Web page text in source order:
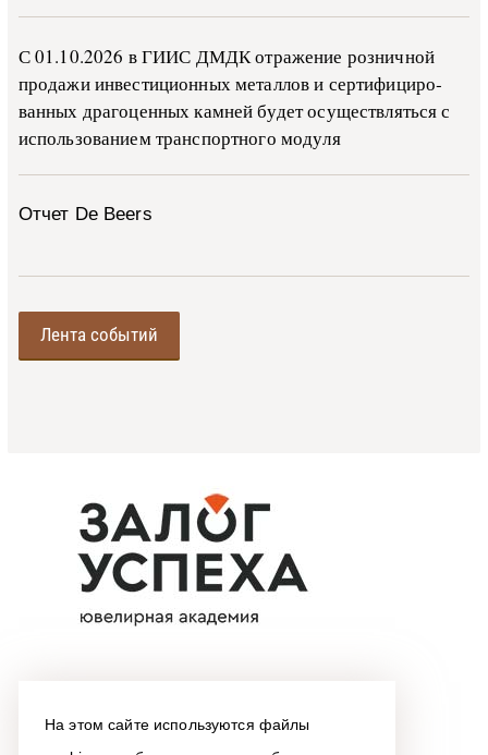
На этом сайте используются файлы
С 01.10.2026 в ГИИС ДМДК от­ра­же­ние роз­ни­ч­ной
про­да­жи ин­ве­сти­ци­он­ных ме­тал­лов и сер­ти­фи­ци­ро­
ван­ных дра­го­цен­ных ка­м­ней бу­дет осу­ще­ств­лять­ся с
ис­поль­зо­ва­ни­ем тран­с­пор­т­но­го мо­ду­ля
Отчет De Beers
Лента событий